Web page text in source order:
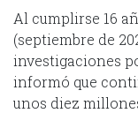
Al cumplirse 16
(septiembre de
investigaciones
informó que
unos diez